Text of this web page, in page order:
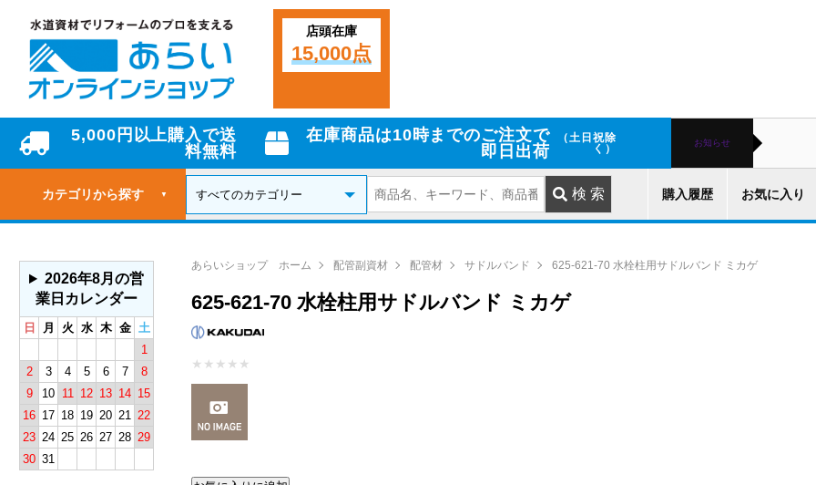
店頭在庫
15,000点
5,000円以上購入で送
料無料
在庫商品は10時までのご注文で
即日出荷
（土日祝除
く）
お知らせ
カテゴリから探す ▼ 購入履歴 お気に入り
あらいショップ ホーム 配管副資材 配管材 サドルバンド 625-621-70 水栓柱用サドルバンド ミカゲ
625-621-70 水栓柱用サドルバンド ミカゲ
★ ★ ★ ★ ★
2026年8月の営
業日カレンダー
日 月 火 水 木 金 土
1
2
3 4 5 6 7
8
9
10 11 12 13 14 15
16 17 18 19 20 21 22
23 24 25 26 27 28 29
30 31